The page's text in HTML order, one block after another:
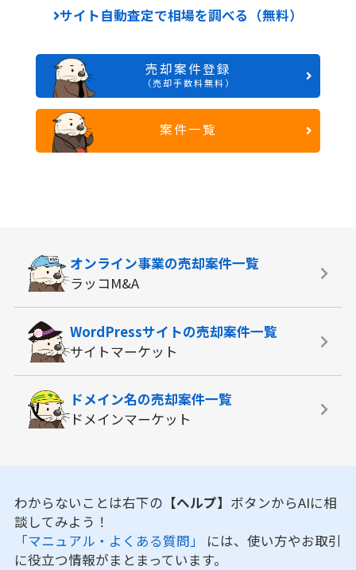
サイト自動査定で相場を調べる（無料）
売却案件登録
（売却手数料無料）
案件一覧
オンライン事業の売却案件一覧
ラッコM&A
WordPressサイトの売却案件一覧
サイトマーケット
ドメイン名の売却案件一覧
ドメインマーケット
わからないことは右下の 【ヘルプ】 ボタンからAIに相
談してみよう！
「マニュアル・よくある質問」 には、使い方やお取引
に役立つ情報がまとまっています。